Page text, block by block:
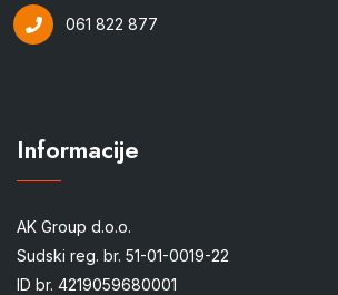
061 822 877
Informacije
AK Group d.o.o.
Sudski reg. br. 51-01-0019-22
ID br. 4219059680001